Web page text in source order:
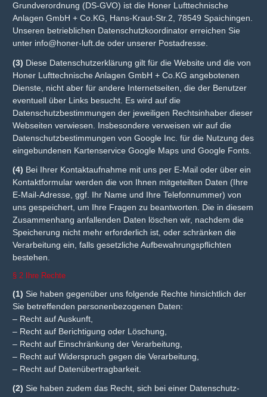
Grundverordnung (DS-GVO) ist die Honer Lufttechnische
Anlagen GmbH + Co.KG, Hans-Kraut-Str.2, 78549 Spaichingen.
Unseren betrieblichen Datenschutzkoordinator erreichen Sie
unter info@honer-luft.de oder unserer Postadresse.
(3) Diese Datenschutzerklärung gilt für die Website und die von
Honer Lufttechnische Anlagen GmbH + Co.KG angebotenen
Dienste, nicht aber für andere Internetseiten, die der Benutzer
eventuell über Links besucht. Es wird auf die
Datenschutzbestimmungen der jeweiligen Rechtsinhaber dieser
Webseiten verwiesen. Insbesondere verweisen wir auf die
Datenschutzbestimmungen von Google Inc. für die Nutzung des
eingebundenen Kartenservice Google Maps und Google Fonts.
(4) Bei Ihrer Kontaktaufnahme mit uns per E-Mail oder über ein
Kontaktformular werden die von Ihnen mitgeteilten Daten (Ihre
E-Mail-Adresse, ggf. Ihr Name und Ihre Telefonnummer) von
uns gespeichert, um Ihre Fragen zu beantworten. Die in diesem
Zusammenhang anfallenden Daten löschen wir, nachdem die
Speicherung nicht mehr erforderlich ist, oder schränken die
Verarbeitung ein, falls gesetzliche Aufbewahrungspflichten
bestehen.
§ 2 Ihre Rechte
(1) Sie haben gegenüber uns folgende Rechte hinsichtlich der
Sie betreffenden personenbezogenen Daten:
– Recht auf Auskunft,
– Recht auf Berichtigung oder Löschung,
– Recht auf Einschränkung der Verarbeitung,
– Recht auf Widerspruch gegen die Verarbeitung,
– Recht auf Datenübertragbarkeit.
(2) Sie haben zudem das Recht, sich bei einer Datenschutz-